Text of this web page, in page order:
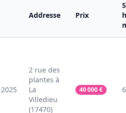
Addresse Prix
2 rue des
plantes à
La
Villedieu
(17470)
40 000€